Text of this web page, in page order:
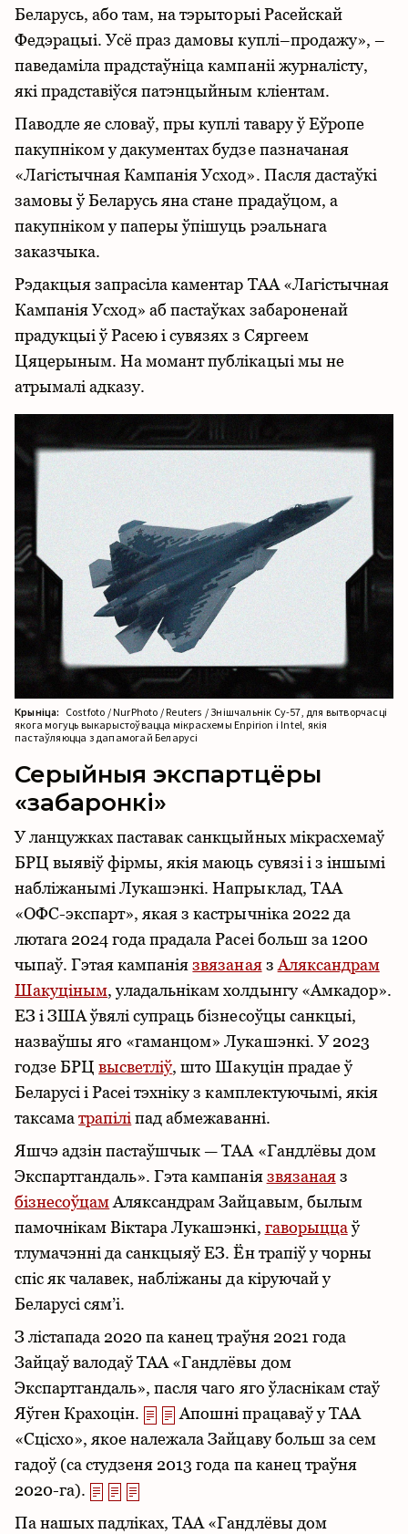
Беларусь, або там, на тэрыторыі Расейскай
Федэрацыі. Усё праз дамовы куплі–продажу», –
паведаміла прадстаўніца кампаніі журналісту,
які прадставіўся патэнцыйным кліентам.
Паводле яе словаў, пры куплі тавару ў Еўропе
пакупніком у дакументах будзе пазначаная
«Лагістычная Кампанія Усход». Пасля дастаўкі
замовы ў Беларусь яна стане прадаўцом, а
пакупніком у паперы ўпішуць рэальнага
заказчыка.
Рэдакцыя запрасіла каментар ТАА «Лагістычная
Кампанія Усход» аб пастаўках забароненай
прадукцыі ў Расею і сувязях з Сяргеем
Цяцерыным. На момант публікацыі мы не
атрымалі адказу.
Крыніца: Costfoto / NurPhoto / Reuters / Знішчальнік Су-57, для вытворчасці
якога могуць выкарыстоўвацца мікрасхемы Enpirion і Intel, якія
пастаўляюцца з дапамогай Беларусі
Серыйныя экспартцёры
«забаронкі»
У ланцужках паставак санкцыйных мікрасхемаў
БРЦ выявіў фірмы, якія маюць сувязі і з іншымі
набліжанымі Лукашэнкі. Напрыклад, ТАА
«ОФС-экспарт», якая з кастрычніка 2022 да
лютага 2024 года прадала Расеі больш за 1200
чыпаў. Гэтая кампаніязвязанаяз Аляксандрам
Шакуціным, уладальнікам холдынгу «Амкадор».
ЕЗ і ЗША ўвялі супраць бізнесоўцы санкцыі,
назваўшы яго «гаманцом» Лукашэнкі. У 2023
годзе БРЦвысветліў, што Шакуцін прадае ў
Беларусі і Расеі тэхніку з камплектуючымі, якія
таксаматрапілі пад абмежаванні.
Яшчэ адзін пастаўшчык — ТАА «Гандлёвы дом
Экспартгандаль». Гэта кампаніязвязанаяз
бізнесоўцамАляксандрам Зайцавым, былым
памочнікам Віктара Лукашэнкі, гаворыццаў
тлумачэнні да санкцыяў ЕЗ. Ён трапіў у чорны
спіс як чалавек, набліжаны да кіруючай у
Беларусі сям’і.
З лістапада 2020 па канец траўня 2021 года
Зайцаў валодаў ТАА «Гандлёвы дом
Экспартгандаль», пасля чаго яго ўласнікам стаў
Яўген Крахоцін.
Апошні працаваў у ТАА
«Сцісхо», якое належала Зайцаву больш за сем
гадоў (са студзеня 2013 года па канец траўня
2020-га).
Па нашых падліках, ТАА «Гандлёвы дом